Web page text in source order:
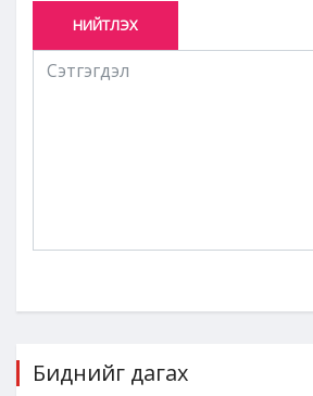
НИЙТЛЭХ
Биднийг дагах